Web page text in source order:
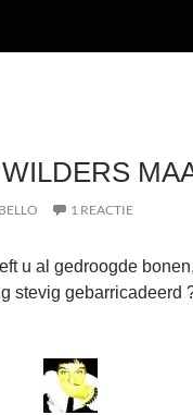
1 REACTIE
u al gedroogde
stevig gebarricadeerd